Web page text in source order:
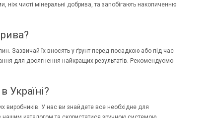
ніж чисті мінеральні добрива, та запобігають накопиченню
Зазвичай їх вносять у ґрунт перед посадкою або під час
для досягнення найкращих результатів. Рекомендуємо
Україні?
виробників. У нас ви знайдете все необхідне для